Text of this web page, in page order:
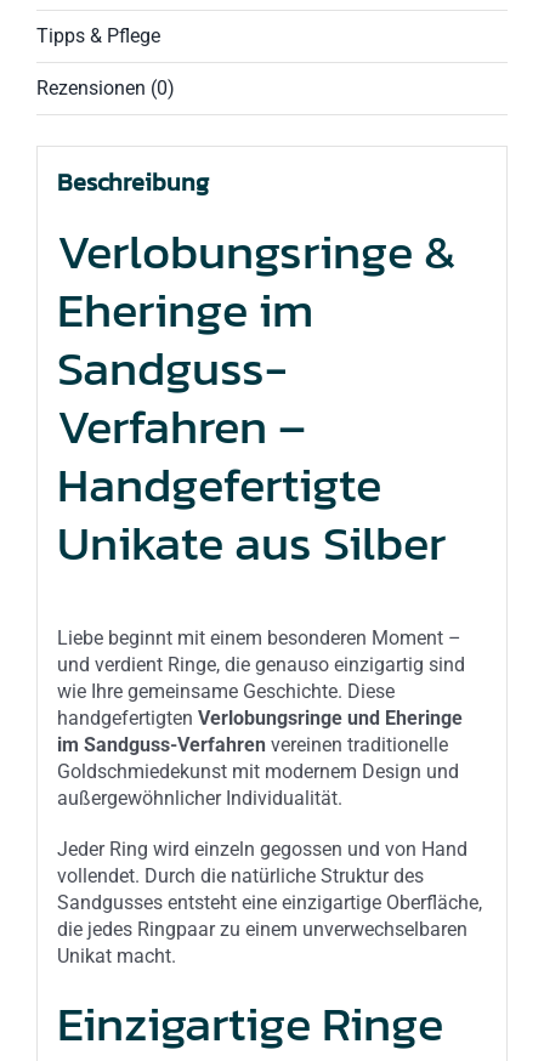
Tipps & Pflege
Rezensionen (0)
Beschreibung
Verlobungsringe &
Eheringe im
Sandguss-
Verfahren –
Handgefertigte
Unikate aus Silber
Liebe beginnt mit einem besonderen Moment –
und verdient Ringe, die genauso einzigartig sind
wie Ihre gemeinsame Geschichte. Diese
handgefertigten Verlobungsringe und Eheringe
im Sandguss-Verfahren vereinen traditionelle
Goldschmiedekunst mit modernem Design und
außergewöhnlicher Individualität.
Jeder Ring wird einzeln gegossen und von Hand
vollendet. Durch die natürliche Struktur des
Sandgusses entsteht eine einzigartige Oberfläche,
die jedes Ringpaar zu einem unverwechselbaren
Unikat macht.
Einzigartige Ringe